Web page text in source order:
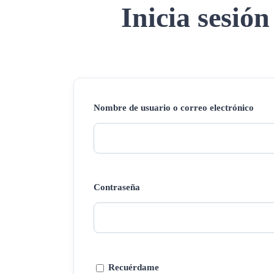
Inicia sesión
Nombre de usuario o correo electrónico
Contraseña
Recuérdame